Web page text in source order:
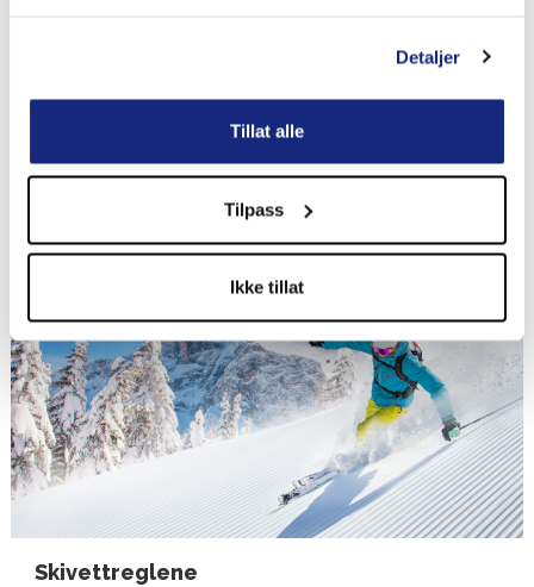
Detaljer
Tillat alle
Tilpass
Ikke tillat
glede av hele forsikringen.
Skivettreglene